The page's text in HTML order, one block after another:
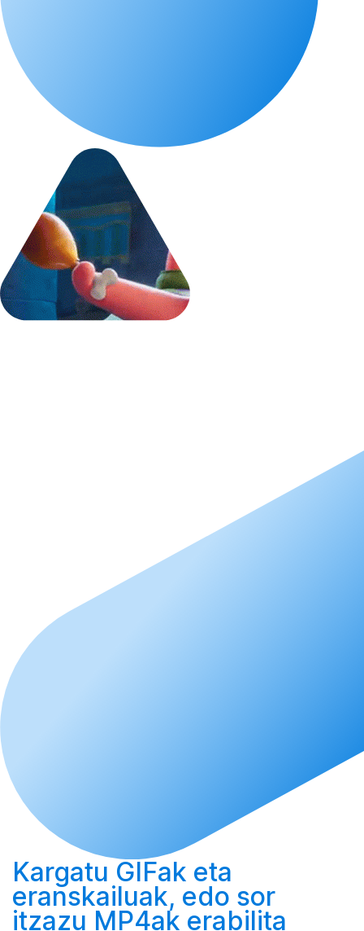
Kargatu GIFak eta
eranskailuak, edo sor
itzazu MP4ak erabilita